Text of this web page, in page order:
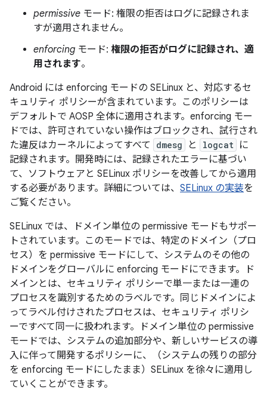
permissive モード: 権限の拒否はログに記録されま
すが適用されません。
enforcing モード: 権限の拒否がログに記録され、適
用されます。
Android には enforcing モードの SELinux と、対応するセ
キュリティ ポリシーが含まれています。このポリシーは
デフォルトで AOSP 全体に適用されます。enforcing モー
ドでは、許可されていない操作はブロックされ、試行され
た違反はカーネルによってすべて
dmesg と logcat に
記録されます。開発時には、記録されたエラーに基づい
て、ソフトウェアと SELinux ポリシーを改善してから適用
する必要があります。詳細については、 SELinux の実装を
ご覧ください。
SELinux では、ドメイン単位の permissive モードもサポー
トされています。このモードでは、特定のドメイン（プロ
セス）を permissive モードにして、システムのその他の
ドメインをグローバルに enforcing モードにできます。ド
メインとは、セキュリティ ポリシーで単一または一連の
プロセスを識別するためのラベルです。同じドメインによ
ってラベル付けされたプロセスは、セキュリティ ポリシ
ーですべて同一に扱われます。ドメイン単位の permissive
モードでは、システムの追加部分や、新しいサービスの導
入に伴って開発するポリシーに、（システムの残りの部分
を enforcing モードにしたまま）SELinux を徐々に適用し
ていくことができます。